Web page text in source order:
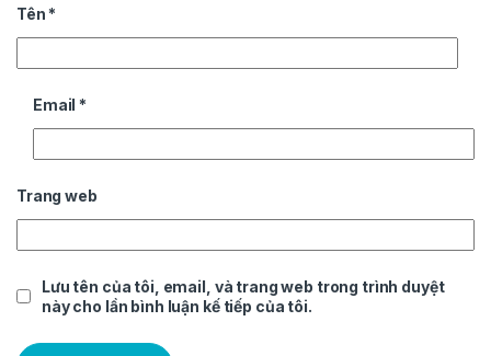
Tên *
Email *
Trang web
Lưu tên của tôi, email, và trang web trong trình duyệt
này cho lần bình luận kế tiếp của tôi.